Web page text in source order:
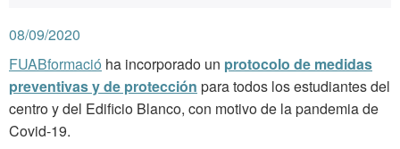
08/09/2020
FUABformació ha incorporado un protocolo de medidas
preventivas y de protección para todos los estudiantes del
centro y del Edificio Blanco, con motivo de la pandemia de
Covid-19.